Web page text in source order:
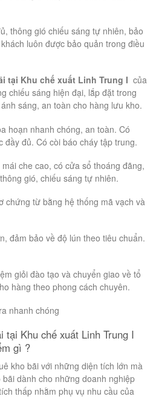
thông gió chiếu sáng tự nhiên, bảo
luôn được bảo quản trong điều
tại Khu chế xuất Linh Trung I của
chiếu sáng hiện đại, lắp đặt trong
sáng, an toàn cho hàng lưu kho.
hoạn nhanh chóng, an toàn. Có
đủ. Có còi báo cháy tập trung.
che cao, có cửa sổ thoáng đãng,
gió, chiếu sáng tự nhiên.
chứng từ bằng hệ thống mã vạch và
đảm bảo về độ lún theo tiêu chuẩn.
giỏi đào tạo và chuyển giao về tổ
hàng theo phong cách chuyên.
nhanh chóng
tại Khu chế xuất Linh Trung I
gì ?
kho bãi với những diện tích lớn mà
dành cho những doanh nghiệp
thấp nhằm phụ vụ nhu cầu của